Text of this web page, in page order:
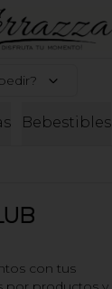
Bebestibles
con tus